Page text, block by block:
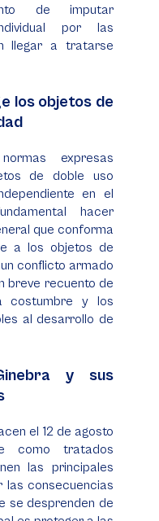
de imputar
por las
llegar a tratarse
los objetos de
expresas
de doble uso
en el
hacer
que conforma
a los objetos de
conflicto armado
breve recuento de
costumbre y los
al desarrollo de
y sus
el 12 de agosto
como tratados
las principales
las consecuencias
se desprenden de